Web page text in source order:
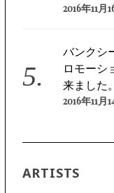
2016年11月
バンクシ
ロモーシ
来ました。
2016年11月
ARTISTS